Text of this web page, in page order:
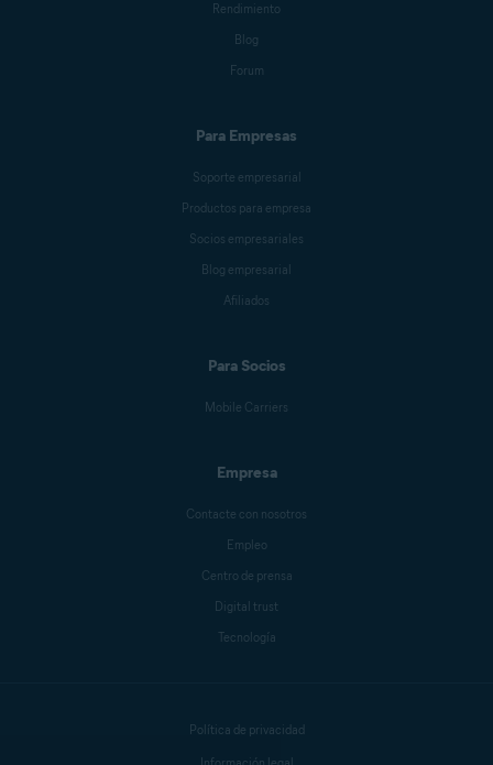
Jessica Valasek Estenssoro
Melanie Weber
Crissy Joshua
Sandro Villinger
Sander van Hezik
Rendimiento
Blog
Forum
Para Empresas
Soporte empresarial
Productos para empresa
Socios empresariales
Blog empresarial
Afiliados
Para Socios
Mobile Carriers
Empresa
Contacte con nosotros
Empleo
Centro de prensa
Digital trust
Tecnología
Política de privacidad